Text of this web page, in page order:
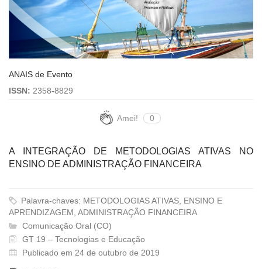
ANAIS de Evento
ISSN: 2358-8829
Amei! 0
A INTEGRAÇÃO DE METODOLOGIAS ATIVAS NO
ENSINO DE ADMINISTRAÇÃO FINANCEIRA
Palavra-chaves: METODOLOGIAS ATIVAS, ENSINO E
APRENDIZAGEM, ADMINISTRAÇÃO FINANCEIRA
Comunicação Oral (CO)
GT 19 – Tecnologias e Educação
Publicado em 24 de outubro de 2019